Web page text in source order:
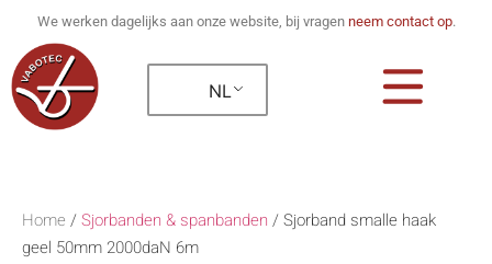
We werken dagelijks aan onze website, bij vragen neem contact op.
NL
Home /Sjorbanden & spanbanden /Sjorband smalle haak
geel 50mm 2000daN 6m